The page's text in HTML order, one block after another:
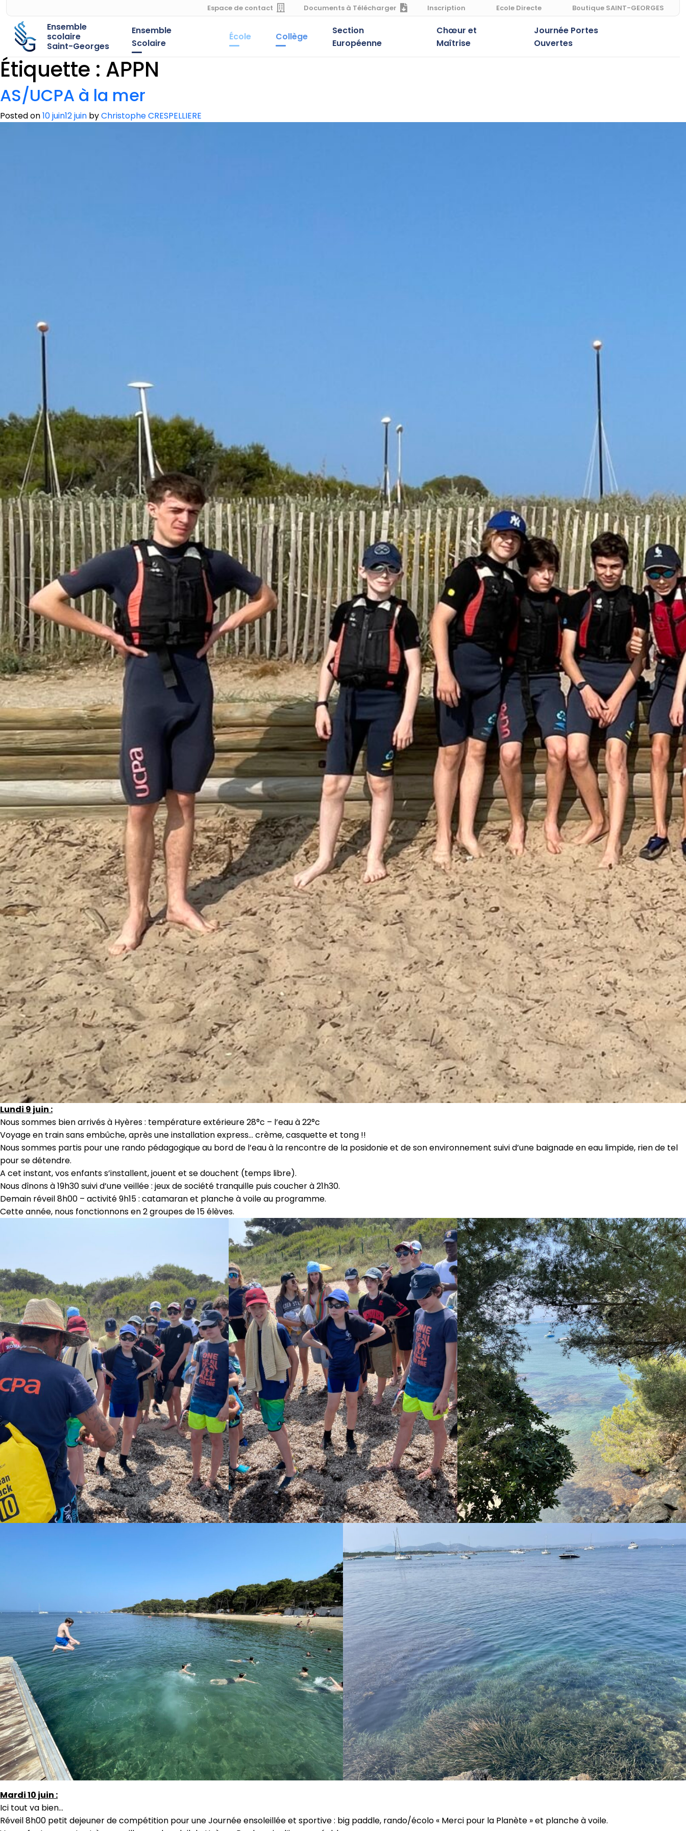
Espace de contact Documents à Télécharger Inscription Ecole Directe Boutique SAINT-GEORGES
Ensemble
scolaire
Saint-Georges
Ensemble
Scolaire
École Collège
Section
Européenne
Chœur et
Maîtrise
Journée Portes
Ouvertes
Étiquette : APPN
AS/UCPA à la mer
Posted on10 juin12 juin byChristophe CRESPELLIERE
Lundi 9 juin :
Nous sommes bien arrivés à Hyères : température extérieure 28°c – l’eau à 22°c
Voyage en train sans embûche, après une installation express… crème, casquette et tong !!
Nous sommes partis pour une rando pédagogique au bord de l’eau à la rencontre de la posidonie et de son environnement suivi d’une baignade en eau limpide, rien de tel
pour se détendre.
A cet instant, vos enfants s’installent, jouent et se douchent (temps libre).
Nous dînons à 19h30 suivi d’une veillée : jeux de société tranquille puis coucher à 21h30.
Demain réveil 8h00 – activité 9h15 : catamaran et planche à voile au programme.
Cette année, nous fonctionnons en 2 groupes de 15 élèves.
Mardi 10 juin :
Ici tout va bien…
Réveil 8h00 petit dejeuner de compétition pour une Journée ensoleillée et sportive : big paddle, rando/écolo « Merci pour la Planète » et planche à voile.